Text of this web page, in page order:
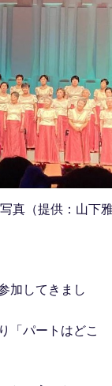
真（提供：山下
加してきまし
「パートはどこ